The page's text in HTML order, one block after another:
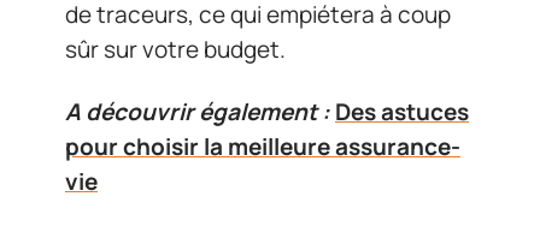
de traceurs, ce qui empiétera à coup
sûr sur votre budget.
A découvrir également :Des astuces
pour choisir la meilleure assurance-
vie